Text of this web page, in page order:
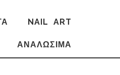
NAIL ART
ΑΝΑΛΏΣΙΜΑ